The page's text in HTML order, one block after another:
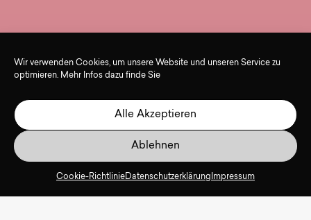
Wir verwenden Cookies, um unsere Website und unseren Service zu
optimieren. Mehr Infos dazu finde Sie
Alle Akzeptieren
Ablehnen
Cookie-RichtlinieDatenschutzerklärung Impressum